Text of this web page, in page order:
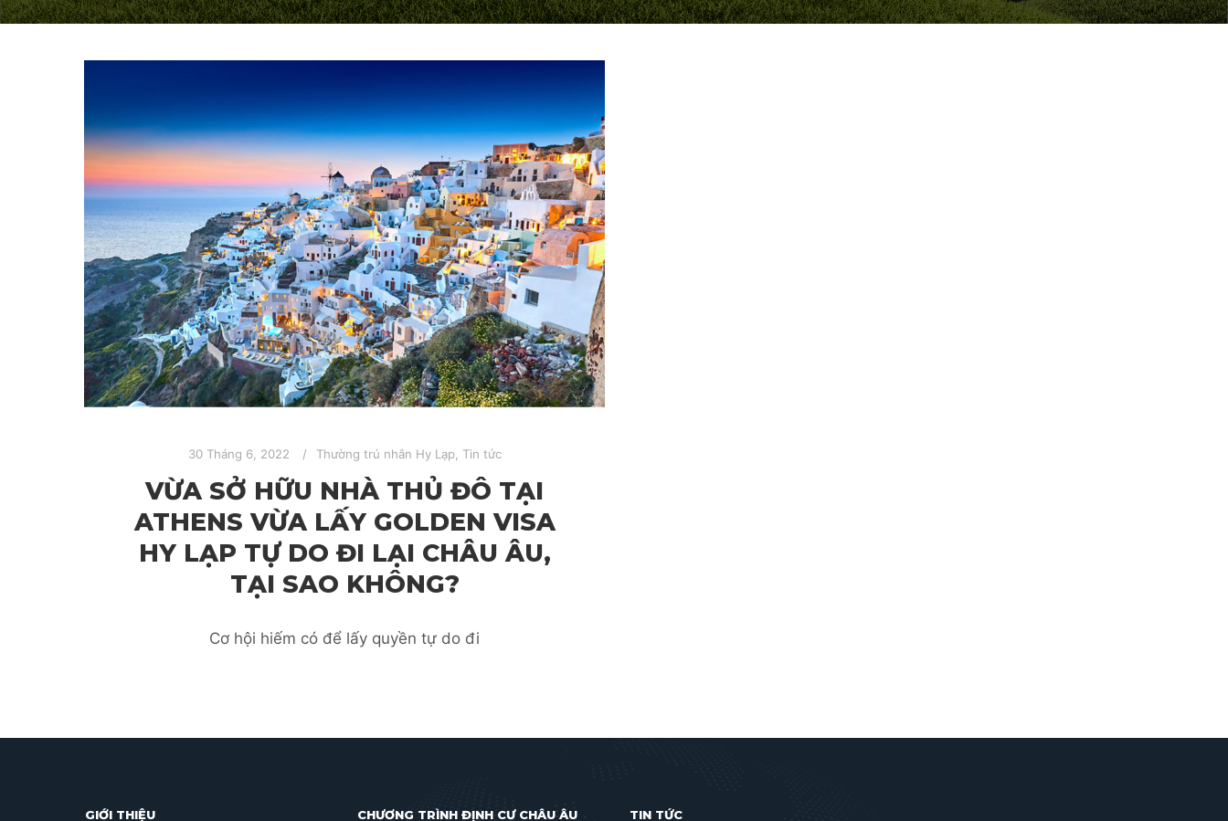
30 Tháng 6, 2022 Thường trú nhân Hy Lạp, Tin tức
VỪA SỞ HỮU NHÀ THỦ ĐÔ TẠI
ATHENS VỪA LẤY GOLDEN VISA
HY LẠP TỰ DO ĐI LẠI CHÂU ÂU,
TẠI SAO KHÔNG?
Cơ hội hiếm có để lấy quyền tự do đi
GIỚI THIỆU CHƯƠNG TRÌNH ĐỊNH CƯ CHÂU ÂU TIN TỨC